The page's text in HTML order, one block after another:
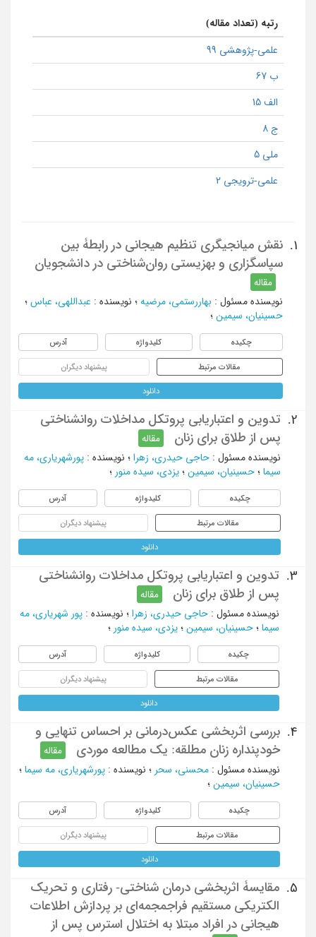
رتبه (تعداد مقاله)
علمی-پژوهشی 99
ب 67
الف 15
ج 8
ملی 5
علمی-ترویجی 2
1.
نقش میانجیگری تنظیم هیجانی در رابطۀ بین
سپاسگزاری و بهزیستی ‌روان‌شناختی در دانشجویان
مقاله
نویسنده مسئول : بهاررستمی، مرضیه ؛ نویسنده : عبداللهی، عباس ؛
حسینیان، سیمین ؛
چکیده کلیدواژه آدرس
مقالات مرتبط پیشنهاد دیگران
دانلود
2.
تدوین و اعتباریابی پروتکل مداخلات روانشناختی
پس از طلاق برای زنان
مقاله
نویسنده مسئول : حاجی حیدری، زهرا ؛ نویسنده : پورشهریاری، مه
سیما ؛ حسینیان، سیمین ؛ یزدی، سیده منور ؛
چکیده کلیدواژه آدرس
مقالات مرتبط پیشنهاد دیگران
دانلود
3.
تدوین و اعتباریابی پروتکل مداخلات روانشناختی
پس از طلاق برای زنان
مقاله
نویسنده مسئول : حاجی حیدری، زهرا ؛ نویسنده : پور شهریاری، مه
سیما ؛ حسینیان، سیمین ؛ یزدی، سیده منور ؛
چکیده کلیدواژه آدرس
مقالات مرتبط پیشنهاد دیگران
دانلود
4.
بررسی اثربخشی عکس‌درمانی بر احساس تنهایی و
خودپنداره زنان مطلقه: یک مطالعه موردی
مقاله
نویسنده مسئول : محسنی، سحر ؛ نویسنده : پورشهریاری، مه سیما ؛
حسینیان، سیمین ؛
چکیده کلیدواژه آدرس
مقالات مرتبط پیشنهاد دیگران
دانلود
5.
مقایسۀ اثربخشی درمان شناختی- رفتاری و تحریک
الکتریکی مستقیم فراجمجمه‌ای بر پردازش اطلاعات
هیجانی در افراد مبتلا به اختلال استرس پس از